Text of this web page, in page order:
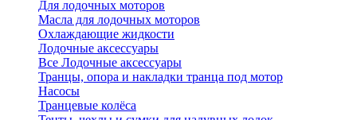
Для лодочных моторов
Масла для лодочных моторов
Охлаждающие жидкости
Лодочные аксессуары
Все Лодочные аксессуары
Транцы, опора и накладки транца под мотор
Насосы
Транцевые колёса